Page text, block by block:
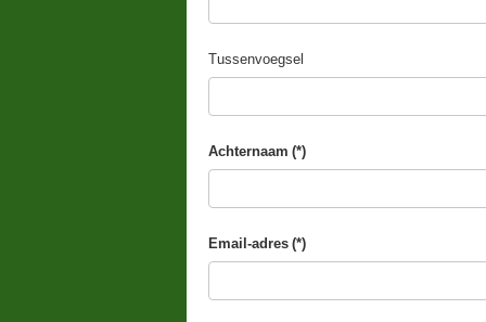
Tussenvoegsel
Achternaam (*)
Email-adres (*)